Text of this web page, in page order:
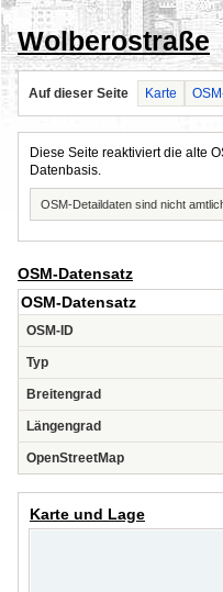
Wolberostraße
Auf dieser Seite Karte
Diese Seite reaktiviert die alte
Datenbasis.
OSM-Detaildaten sind nicht
OSM-Datensatz
OSM-Datensatz
OSM-ID
Typ
Breitengrad
Längengrad
OpenStreetMap
Karte und Lage